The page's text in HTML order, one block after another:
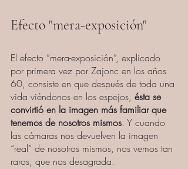
Efecto "mera-exposición"
El efecto “mera-exposición”, explicado
por primera vez por Zajonc en los años
60, consiste en que después de toda una
vida viéndonos en los espejos, ésta se
convirtió en la imagen más familiar que
tenemos de nosotros mismos. Y cuando
las cámaras nos devuelven la imagen
“real” de nosotros mismos, nos vemos tan
raros, que nos desagrada.